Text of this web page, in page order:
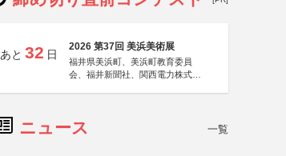
あと 32 日
2026 第37回 美浜美術展
福井県美浜町、美浜町教育委員
会、福井新聞社、関西電力株式会
ニュース 一覧